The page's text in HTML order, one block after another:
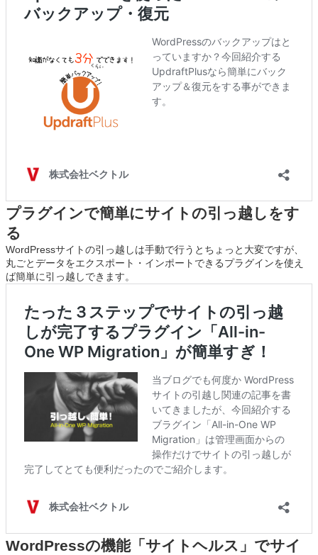
プラグインで簡単にサイトの引っ越しをす
る
WordPressサイトの引っ越しは手動で行うとちょっと大変ですが、
丸ごとデータをエクスポート・インポートできるプラグインを使え
ば簡単に引っ越しできます。
WordPressの機能「サイトヘルス」でサイ